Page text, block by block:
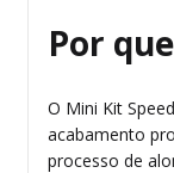
Por
O Mini Kit
acabamento
processo de